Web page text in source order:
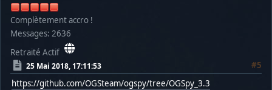
Complètement accro !
Messages: 2636
Retraité Actif
25 Mai 2018, 17:11:53
#5
https://github.com/OGSteam/ogspy/tree/OGSpy_3.3